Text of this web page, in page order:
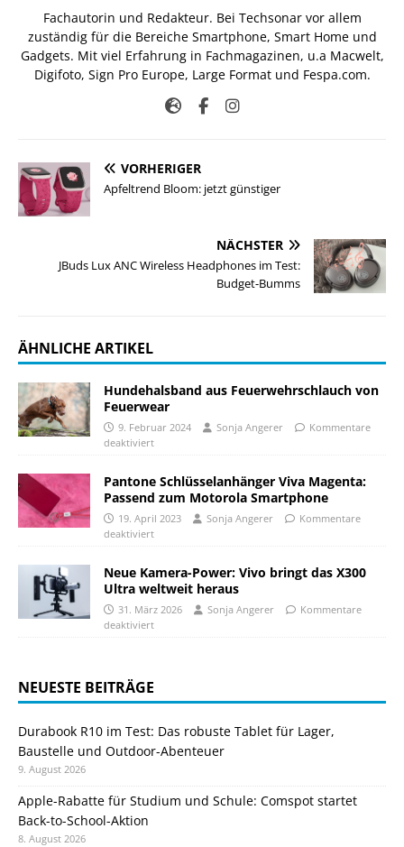
Fachautorin und Redakteur. Bei Techsonar vor allem
zuständig für die Bereiche Smartphone, Smart Home und
Gadgets. Mit viel Erfahrung in Fachmagazinen, u.a Macwelt,
Digifoto, Sign Pro Europe, Large Format und Fespa.com.
VORHERIGER
Apfeltrend Bloom: jetzt günstiger
NÄCHSTER
JBuds Lux ANC Wireless Headphones im Test:
Budget-Bumms
ÄHNLICHE ARTIKEL
Hundehalsband aus Feuerwehrschlauch von
Feuerwear
9. Februar 2024 Sonja Angerer
Kommentare
deaktiviert
Pantone Schlüsselanhänger Viva Magenta:
Passend zum Motorola Smartphone
19. April 2023 Sonja Angerer
Kommentare
deaktiviert
Neue Kamera-Power: Vivo bringt das X300
Ultra weltweit heraus
31. März 2026 Sonja Angerer
Kommentare
deaktiviert
NEUESTE BEITRÄGE
Durabook R10 im Test: Das robuste Tablet für Lager,
Baustelle und Outdoor-Abenteuer
9. August 2026
Apple-Rabatte für Studium und Schule: Comspot startet
Back-to-School-Aktion
8. August 2026